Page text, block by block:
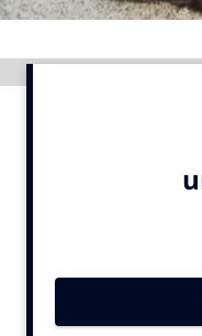
Events
Opleidingen
Vacatures
Bureaus